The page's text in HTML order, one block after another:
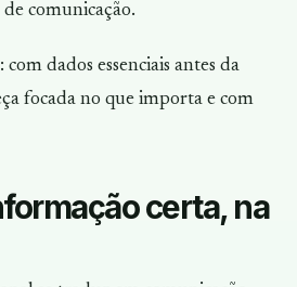
comunicação.
dados essenciais antes da
focada no que importa e com
certa, na